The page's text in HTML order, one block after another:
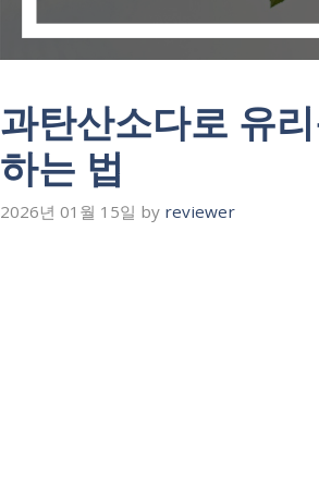
과탄산소다로 유
하는 법
2026년 01월 15일 by reviewer